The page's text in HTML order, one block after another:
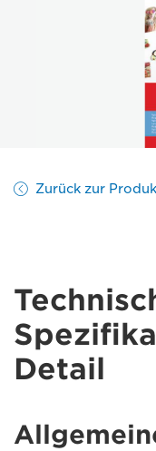
Zurück zur
Detail